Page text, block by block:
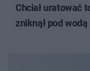
Chciał uratować
zniknął pod wodą